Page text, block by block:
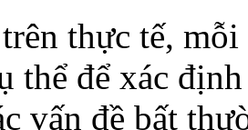
thực tế,
thể để xác
vấn đề bất